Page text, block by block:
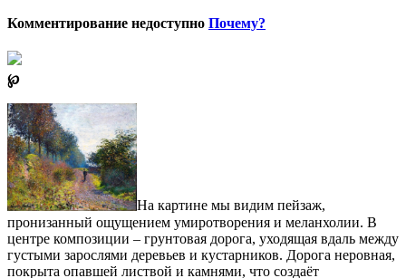
Комментирование недоступно Почему?
℘
На картине мы видим пейзаж,
пронизанный ощущением умиротворения и меланхолии. В
центре композиции – грунтовая дорога, уходящая вдаль между
густыми зарослями деревьев и кустарников. Дорога неровная,
покрыта опавшей листвой и камнями, что создаёт